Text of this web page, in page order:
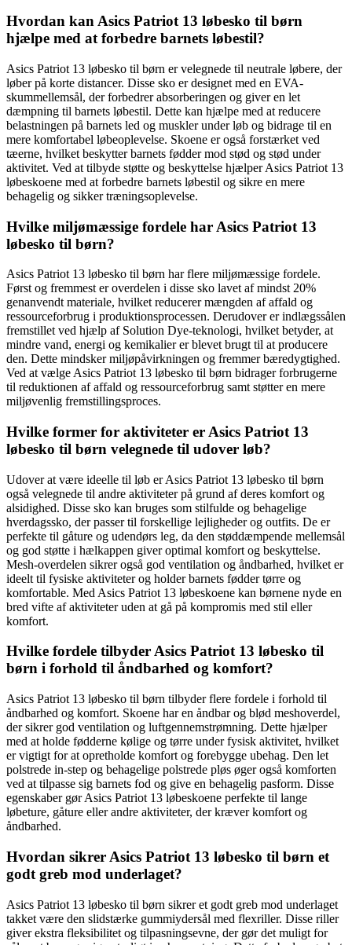
Hvordan kan Asics Patriot 13 løbesko til børn
hjælpe med at forbedre barnets løbestil?
Asics Patriot 13 løbesko til børn er velegnede til neutrale løbere, der
løber på korte distancer. Disse sko er designet med en EVA-
skummellemsål, der forbedrer absorberingen og giver en let
dæmpning til barnets løbestil. Dette kan hjælpe med at reducere
belastningen på barnets led og muskler under løb og bidrage til en
mere komfortabel løbeoplevelse. Skoene er også forstærket ved
tæerne, hvilket beskytter barnets fødder mod stød og stød under
aktivitet. Ved at tilbyde støtte og beskyttelse hjælper Asics Patriot 13
løbeskoene med at forbedre barnets løbestil og sikre en mere
behagelig og sikker træningsoplevelse.
Hvilke miljømæssige fordele har Asics Patriot 13
løbesko til børn?
Asics Patriot 13 løbesko til børn har flere miljømæssige fordele.
Først og fremmest er overdelen i disse sko lavet af mindst 20%
genanvendt materiale, hvilket reducerer mængden af ​​affald og
ressourceforbrug i produktionsprocessen. Derudover er indlægssålen
fremstillet ved hjælp af Solution Dye-teknologi, hvilket betyder, at
mindre vand, energi og kemikalier er blevet brugt til at producere
den. Dette mindsker miljøpåvirkningen og fremmer bæredygtighed.
Ved at vælge Asics Patriot 13 løbesko til børn bidrager forbrugerne
til reduktionen af ​​affald og ressourceforbrug samt støtter en mere
miljøvenlig fremstillingsproces.
Hvilke former for aktiviteter er Asics Patriot 13
løbesko til børn velegnede til udover løb?
Udover at være ideelle til løb er Asics Patriot 13 løbesko til børn
også velegnede til andre aktiviteter på grund af deres komfort og
alsidighed. Disse sko kan bruges som stilfulde og behagelige
hverdagssko, der passer til forskellige lejligheder og outfits. De er
perfekte til gåture og udendørs leg, da den støddæmpende mellemsål
og god støtte i hælkappen giver optimal komfort og beskyttelse.
Mesh-overdelen sikrer også god ventilation og åndbarhed, hvilket er
ideelt til fysiske aktiviteter og holder barnets fødder tørre og
komfortable. Med Asics Patriot 13 løbeskoene kan børnene nyde en
bred vifte af aktiviteter uden at gå på kompromis med stil eller
komfort.
Hvilke fordele tilbyder Asics Patriot 13 løbesko til
børn i forhold til åndbarhed og komfort?
Asics Patriot 13 løbesko til børn tilbyder flere fordele i forhold til
åndbarhed og komfort. Skoene har en åndbar og blød meshoverdel,
der sikrer god ventilation og luftgennemstrømning. Dette hjælper
med at holde fødderne kølige og tørre under fysisk aktivitet, hvilket
er vigtigt for at opretholde komfort og forebygge ubehag. Den let
polstrede in-step og behagelige polstrede pløs øger også komforten
ved at tilpasse sig barnets fod og give en behagelig pasform. Disse
egenskaber gør Asics Patriot 13 løbeskoene perfekte til lange
løbeture, gåture eller andre aktiviteter, der kræver komfort og
åndbarhed.
Hvordan sikrer Asics Patriot 13 løbesko til børn et
godt greb mod underlaget?
Asics Patriot 13 løbesko til børn sikrer et godt greb mod underlaget
takket være den slidstærke gummiydersål med flexriller. Disse riller
giver ekstra fleksibilitet og tilpasningsevne, der gør det muligt for